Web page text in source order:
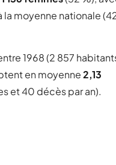
moyenne nationale
1968 (2 857
en moyenne2,13
et 40 décès par an).